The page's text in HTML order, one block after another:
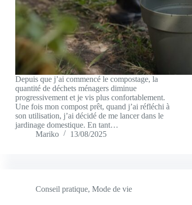
Depuis que j’ai commencé le compostage, la
quantité de déchets ménagers diminue
progressivement et je vis plus confortablement.
Une fois mon compost prêt, quand j’ai réfléchi à
son utilisation, j’ai décidé de me lancer dans le
jardinage domestique. En tant…
Mariko
13/08/2025
Conseil pratique, Mode de vie